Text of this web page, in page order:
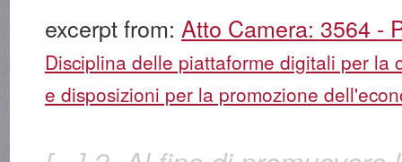
excerpt from: Atto Camera: 3564 -
Disciplina delle piattaforme digitali per la
e disposizioni per la promozione